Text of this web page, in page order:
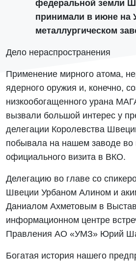
федеральной земли
принимали в июне на
металлургическом
Дело нераспространения
Применение мирного атома,
ядерного оружия и, конечно,
низкообогащенного урана
вызвали большой интерес у
делегации Королевства
побывала на нашем заводе во
официального визита в ВКО.
Делегацию во главе со
Швеции Урбаном Алином и
Даниалом Ахметовым в
информационном центре
Правления АО «УМЗ» Юрий
Богатая история нашего